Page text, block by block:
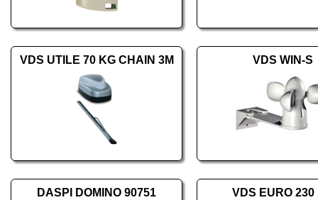
VDS UTILE 70 KG CHAIN 3M VDS WIN-S
DASPI DOMINO 90751 VDS EURO 230